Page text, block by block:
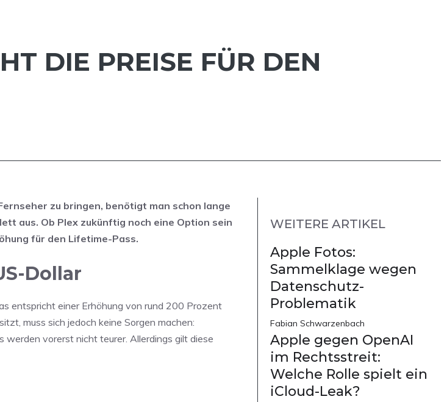
DIE PREISE FÜR DEN
zu bringen, benötigt man schon lange
aus. Ob Plex zukünftig noch eine Option sein
für den Lifetime-Pass.
Dollar
entspricht einer Erhöhung von rund 200 Prozent
muss sich jedoch keine Sorgen machen:
werden vorerst nicht teurer. Allerdings gilt diese
WEITERE ARTIKEL
Apple Fotos:
Sammelklage wegen
Datenschutz-
Problematik
Fabian Schwarzenbach
Apple gegen OpenAI
im Rechtsstreit:
Welche Rolle spielt ein
iCloud-Leak?